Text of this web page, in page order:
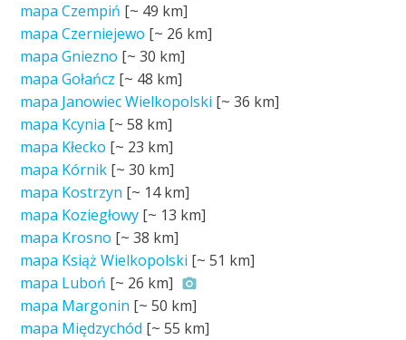
mapa Czempiń [~ 49 km]
mapa Czerniejewo [~ 26 km]
mapa Gniezno [~30 km]
mapa Gołańcz [~ 48 km]
mapa Janowiec Wielkopolski [~36 km]
mapa Kcynia [~58 km]
mapa Kłecko [~ 23 km]
mapa Kórnik [~30 km]
mapa Kostrzyn [~ 14 km]
mapa Koziegłowy [~ 13 km]
mapa Krosno [~38 km]
mapa Książ Wielkopolski [~51 km]
mapa Luboń [~ 26 km]
mapa Margonin [~50 km]
mapa Międzychód [~55 km]